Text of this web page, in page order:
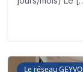
Le réseau GEYVO